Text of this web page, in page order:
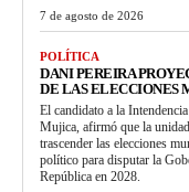
7 de agosto de 2026
POLÍTICA
DANI PEREIRA
DE LAS ELECCIONES
El candidato a la
Mujica, afirmó que la
trascender las elecciones
político para disputar la
República en 2028.